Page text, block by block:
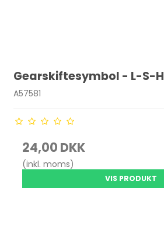
Gearskiftesymbol - L-S-H
A57581
24,00 DKK
(inkl. moms)
VIS PRODUKT